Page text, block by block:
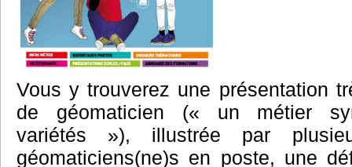
Vous y trouverez une présentation
de géomaticien (« un métier
variétés »), illustrée par
géomaticiens(ne)s en poste, une